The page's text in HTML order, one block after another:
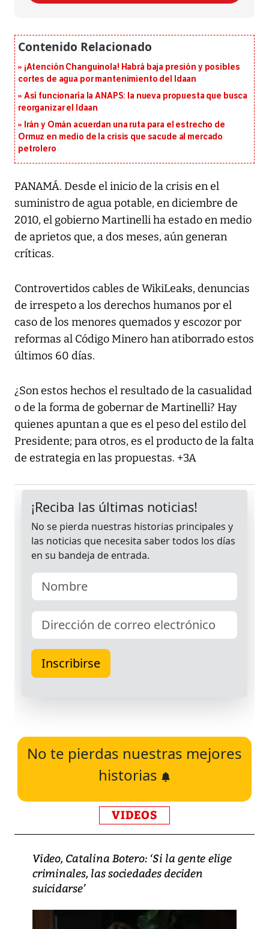
¡Atención Changuinola! Habrá baja presión y posibles
cortes de agua por mantenimiento del Idaan
Así funcionaría la ANAPS: la nueva propuesta que busca
reorganizar el Idaan
Irán y Omán acuerdan una ruta para el estrecho de
Ormuz en medio de la crisis que sacude al mercado
petrolero
PANAMÁ. Desde el inicio de la crisis en el
suministro de agua potable, en diciembre de
2010, el gobierno Martinelli ha estado en medio
de aprietos que, a dos meses, aún generan
críticas.
Controvertidos cables de WikiLeaks, denuncias
de irrespeto a los derechos humanos por el
caso de los menores quemados y escozor por
reformas al Código Minero han atiborrado estos
últimos 60 días.
¿Son estos hechos el resultado de la casualidad
o de la forma de gobernar de Martinelli? Hay
quienes apuntan a que es el peso del estilo del
Presidente; para otros, es el producto de la falta
de estrategia en las propuestas. +3A
No te pierdas nuestras mejores
historias
VIDEOS
Video, Catalina Botero: ‘Si la gente elige
criminales, las sociedades deciden
suicidarse’